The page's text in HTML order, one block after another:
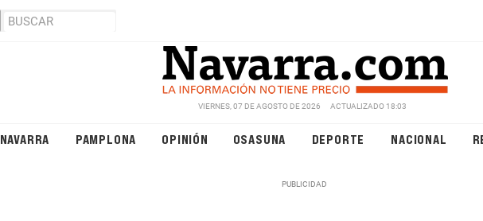
VIERNES, 07 DE AGOSTO DE 2026 ACTUALIZADO 18:03
NAVARRA PAMPLONA OPINIÓN OSASUNA DEPORTE NACIONAL